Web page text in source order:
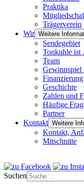
Praktika
Trägerverein
Wir Weitere
Sendegebiet
Tonkuhle ist
Team
Gewinnspiel
Finanzierung
Geschichte
Zahlen und
Häufige
Partner
Kontakt Weitere
Kontakt,
Mitschnitte
Suchen